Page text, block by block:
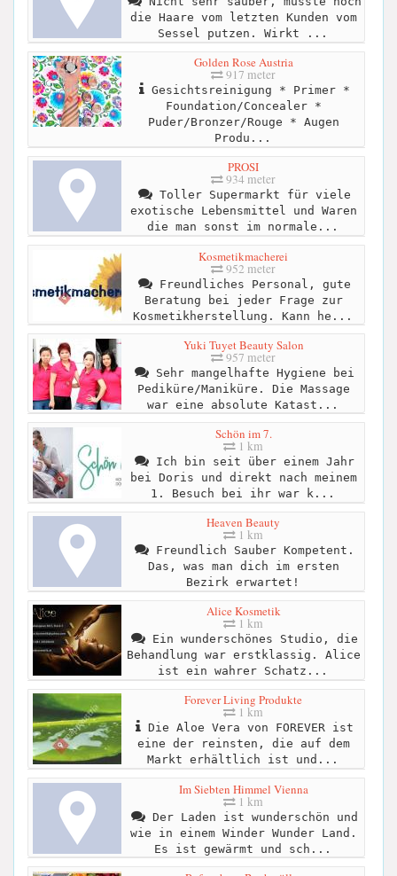
die Haare vom letzten Kunden vom
Sessel putzen. Wirkt ...
Golden Rose Austria
917 meter
Gesichtsreinigung * Primer *
Foundation/Concealer *
Puder/Bronzer/Rouge * Augen
Produ...
PROSI
934 meter
Toller Supermarkt für viele
exotische Lebensmittel und Waren
die man sonst im normale...
Kosmetikmacherei
952 meter
Freundliches Personal, gute
Beratung bei jeder Frage zur
Kosmetikherstellung. Kann he...
Yuki Tuyet Beauty Salon
957 meter
Sehr mangelhafte Hygiene bei
Pediküre/Maniküre. Die Massage
war eine absolute Katast...
Schön im 7.
1 km
Ich bin seit über einem Jahr
bei Doris und direkt nach meinem
1. Besuch bei ihr war k...
Heaven Beauty
1 km
Freundlich Sauber Kompetent.
Das, was man dich im ersten
Bezirk erwartet!
Alice Kosmetik
1 km
Ein wunderschönes Studio, die
Behandlung war erstklassig. Alice
ist ein wahrer Schatz...
Forever Living Produkte
1 km
Die Aloe Vera von FOREVER ist
eine der reinsten, die auf dem
Markt erhältlich ist und...
Im Siebten Himmel Vienna
1 km
Der Laden ist wunderschön und
wie in einem Winder Wunder Land.
Es ist gewärmt und sch...